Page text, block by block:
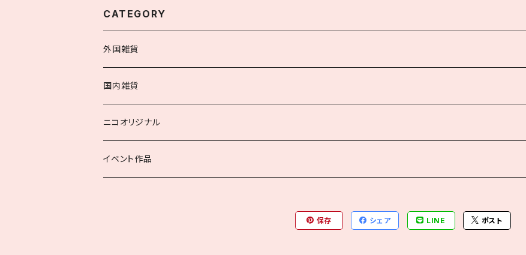
CATEGORY
外国雑貨
お洋服・小物
ワンピース他
ユニフォーム・エプロン
手芸用品
本・文具
国内雑貨
手芸用品
ニコオリジナル
ニコニコ出版局
イベント作品
保存 シェア LINE ポスト